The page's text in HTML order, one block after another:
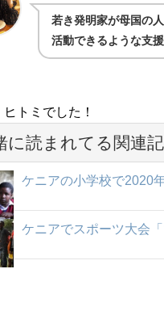
若き発明家が母国の
活動できるような支
ヒトミでした！
に読まれてる関連
ケニアの小学校で2020
ケニアでスポーツ大会